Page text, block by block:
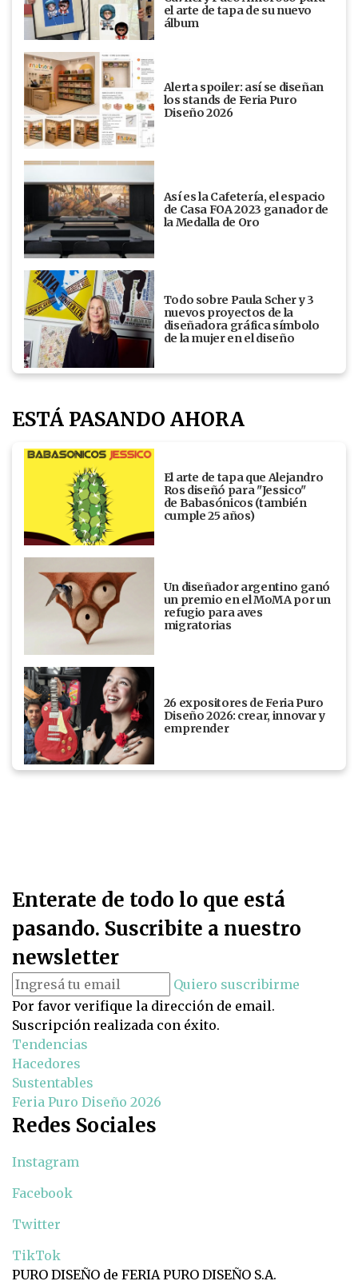
el arte de tapa de su nuevo
álbum
Alerta spoiler: así se diseñan
los stands de Feria Puro
Diseño 2026
Así es la Cafetería, el espacio
de Casa FOA 2023 ganador de
la Medalla de Oro
Todo sobre Paula Scher y 3
nuevos proyectos de la
diseñadora gráfica símbolo
de la mujer en el diseño
ESTÁ PASANDO AHORA
El arte de tapa que Alejandro
Ros diseñó para "Jessico"
de Babasónicos (también
cumple 25 años)
Un diseñador argentino ganó
un premio en el MoMA por un
refugio para aves
migratorias
26 expositores de Feria Puro
Diseño 2026: crear, innovar y
emprender
Enterate de todo lo que está
pasando. Suscribite a nuestro
newsletter
Quiero suscribirme
Por favor verifique la dirección de email.
Suscripción realizada con éxito.
Tendencias
Hacedores
Sustentables
Feria Puro Diseño 2026
Redes Sociales
Instagram
Facebook
Twitter
TikTok
PURO DISEÑO de FERIA PURO DISEÑO S.A.